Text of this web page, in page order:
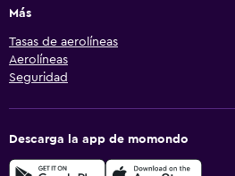
Más
Tasas de aerolíneas
Aerolíneas
Seguridad
Descarga la app de momondo